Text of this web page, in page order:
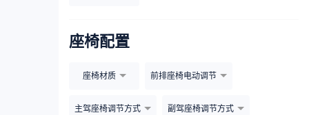
座椅配置
座椅材质 前排座椅电动调节
主驾座椅调节方式 副驾座椅调节方式